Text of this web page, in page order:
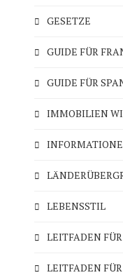
GESETZE
GUIDE FÜR
GUIDE FÜR
IMMOBILIEN
LEBENSSTIL
LEITFADEN
LEITFADEN